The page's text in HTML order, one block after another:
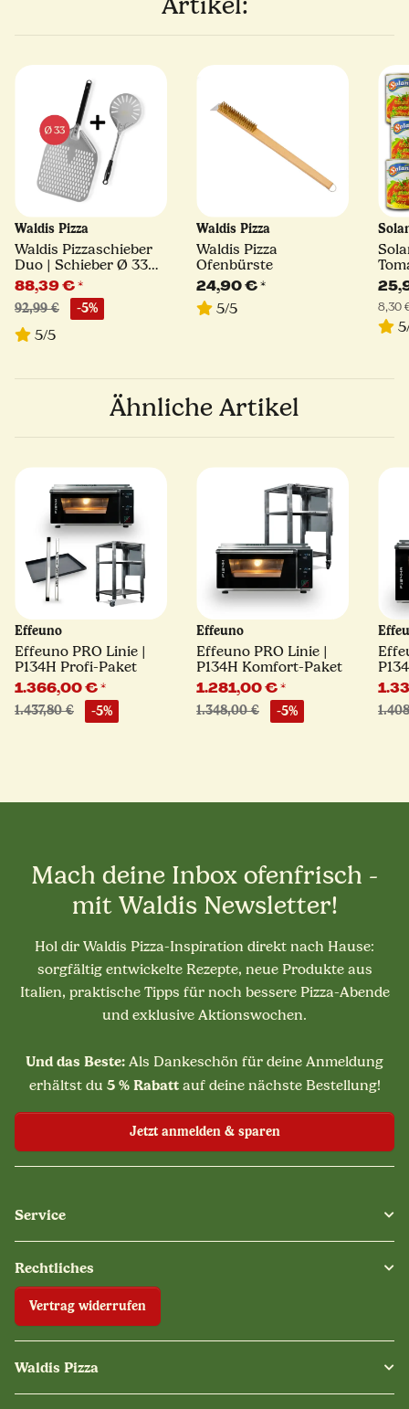
Waldis Pizza
Waldis Pizzaschieber
Duo | Schieber Ø 33
cm + Turning Peel Ø 17
cm
88,39 €*
92,99 € -5%
5/5
Waldis Pizza
Waldis Pizza
Ofenbürste
24,90 €*
5/5
400
8,30
Ähnliche Artikel
Effeuno
Effeuno PRO Linie |
P134H Profi-Paket
1.366,00 €*
1.437,80 € -5%
Effeuno
Effeuno PRO Linie |
P134H Komfort-Paket
1.281,00 €*
1.348,00 € -5%
Mach deine Inbox ofenfrisch -
mit Waldis Newsletter!
Hol dir Waldis Pizza-Inspiration direkt nach Hause:
sorgfältig entwickelte Rezepte, neue Produkte aus
Italien, praktische Tipps für noch bessere Pizza-Abende
und exklusive Aktionswochen.
Und das Beste: Als Dankeschön für deine Anmeldung
erhältst du 5 % Rabattauf deine nächste Bestellung!
Jetzt anmelden & sparen
Service
Rechtliches
Vertrag widerrufen
Waldis Pizza